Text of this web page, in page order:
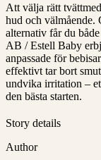
Att välja rätt
hud och välmående.
alternativ får du
AB / Estell Baby
anpassade för
effektivt tar bort
undvika irritation –
den bästa starten.
Story details
Author